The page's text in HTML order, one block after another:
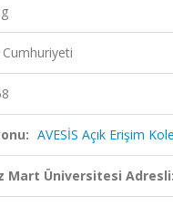
Cumhuriyeti
AVESİS Açık Erişim
Mart Üniversitesi Adresli: